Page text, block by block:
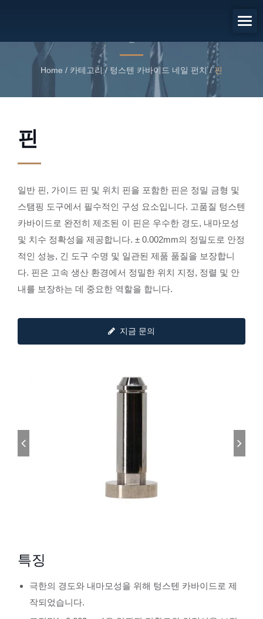
Home / 카테고리 / 텅스텐 카바이드 네일 펀치 / 핀
핀
일반 핀, 가이드 핀 및 위치 핀을 포함한 핀은 정밀 금형 및
스탬핑 도구에서 필수적인 구성 요소입니다. 고품질 텅스텐
카바이드로 완전히 제조된 이 핀은 우수한 경도, 내마모성
및 치수 정확성을 제공합니다. ± 0.002mm의 정밀도로 안정
적인 성능, 긴 도구 수명 및 일관된 제품 품질을 보장합니
다. 핀은 고속 생산 환경에서 정밀한 위치 지정, 정렬 및 안
내를 보장하는 데 중요한 역할을 합니다.
지금 문의
특징
극한의 경도와 내마모성을 위해 텅스텐 카바이드로 제
작되었습니다.